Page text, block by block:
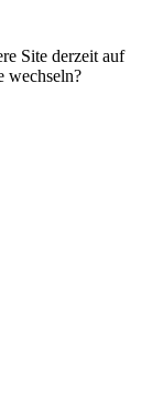
Site derzeit auf
wechseln?